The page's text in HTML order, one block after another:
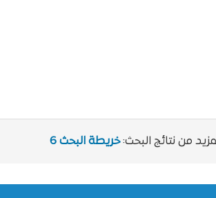
من نتائج البحث:خريطة البحث 6